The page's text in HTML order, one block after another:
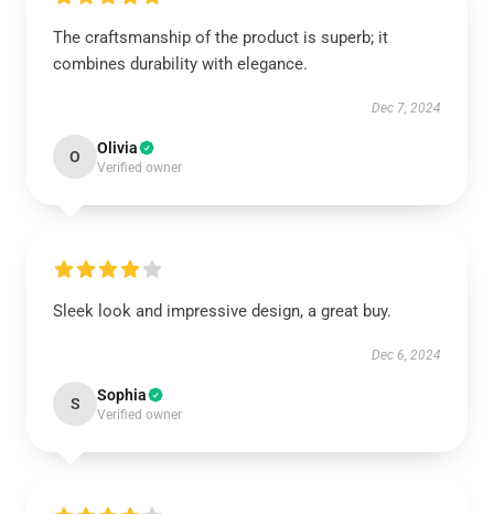
The craftsmanship of the product is superb; it
combines durability with elegance.
Dec 7, 2024
O Olivia
Verified owner
Sleek look and impressive design, a great buy.
Dec 6, 2024
S Sophia
Verified owner